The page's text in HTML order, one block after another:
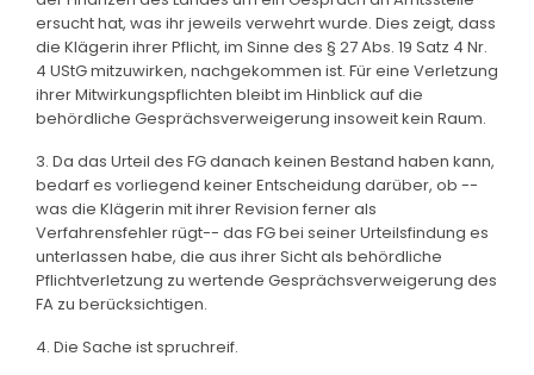
ersucht hat, was ihr jeweils verwehrt wurde. Dies zeigt, dass
die Klägerin ihrer Pflicht, im Sinne des § 27 Abs. 19 Satz 4 Nr.
4 UStG mitzuwirken, nachgekommen ist. Für eine Verletzung
ihrer Mitwirkungspflichten bleibt im Hinblick auf die
behördliche Gesprächsverweigerung insoweit kein Raum.
3. Da das Urteil des FG danach keinen Bestand haben kann,
bedarf es vorliegend keiner Entscheidung darüber, ob --
was die Klägerin mit ihrer Revision ferner als
Verfahrensfehler rügt-- das FG bei seiner Urteilsfindung es
unterlassen habe, die aus ihrer Sicht als behördliche
Pflichtverletzung zu wertende Gesprächsverweigerung des
FA zu berücksichtigen.
4. Die Sache ist spruchreif.